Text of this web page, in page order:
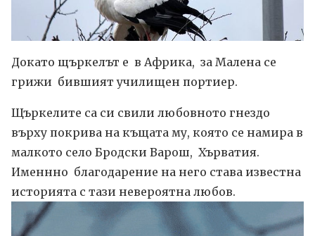
Докато щъркелът е в Африка, за Малена се
грижи бившият училищен портиер.
Щъркелите са си свили любовното гнездо
върху покрива на къщата му, която се намира в
малкото село Бродски Варош, Хърватия.
Именнно благодарение на него става известна
историята с тази невероятна любов.